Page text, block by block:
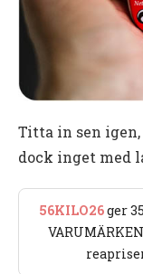
Titta in sen
dock inget med
56KILO26ger